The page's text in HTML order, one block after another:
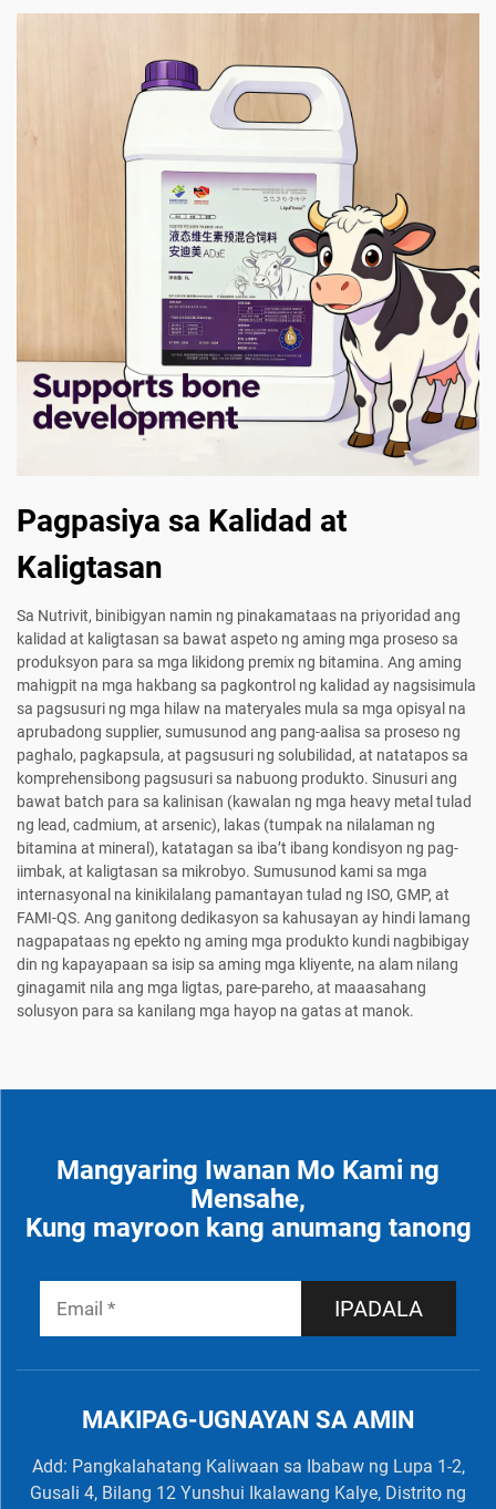
Pagpasiya sa Kalidad at
Kaligtasan
Sa Nutrivit, binibigyan namin ng pinakamataas na priyoridad ang
kalidad at kaligtasan sa bawat aspeto ng aming mga proseso sa
produksyon para sa mga likidong premix ng bitamina. Ang aming
mahigpit na mga hakbang sa pagkontrol ng kalidad ay nagsisimula
sa pagsusuri ng mga hilaw na materyales mula sa mga opisyal na
aprubadong supplier, sumusunod ang pang-aalisa sa proseso ng
paghalo, pagkapsula, at pagsusuri ng solubilidad, at natatapos sa
komprehensibong pagsusuri sa nabuong produkto. Sinusuri ang
bawat batch para sa kalinisan (kawalan ng mga heavy metal tulad
ng lead, cadmium, at arsenic), lakas (tumpak na nilalaman ng
bitamina at mineral), katatagan sa iba’t ibang kondisyon ng pag-
iimbak, at kaligtasan sa mikrobyo. Sumusunod kami sa mga
internasyonal na kinikilalang pamantayan tulad ng ISO, GMP, at
FAMI-QS. Ang ganitong dedikasyon sa kahusayan ay hindi lamang
nagpapataas ng epekto ng aming mga produkto kundi nagbibigay
din ng kapayapaan sa isip sa aming mga kliyente, na alam nilang
ginagamit nila ang mga ligtas, pare-pareho, at maaasahang
solusyon para sa kanilang mga hayop na gatas at manok.
Mangyaring Iwanan Mo Kami ng
Mensahe,
Kung mayroon kang anumang tanong
IPADALA
MAKIPAG-UGNAYAN SA AMIN
Add: Pangkalahatang Kaliwaan sa Ibabaw ng Lupa 1-2,
Gusali 4, Bilang 12 Yunshui Ikalawang Kalye, Distrito ng